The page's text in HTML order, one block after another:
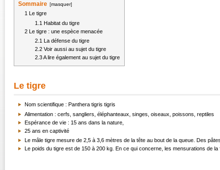
Sommaire [masquer]
1 Le tigre
1.1 Habitat du tigre
2 Le tigre : une espèce menacée
2.1 La défense du tigre
2.2 Voir aussi au sujet du tigre
2.3A lire également au sujet du tigre
Le tigre
Nom scientifique : Panthera tigris tigris
Alimentation : cerfs, sangliers, éléphanteaux, singes, oiseaux, poissons, reptiles
Espérance de vie : 15 ans dans la nature,
25 ans en captivité
Le mâle tigre mesure de 2,5 à 3,6 mètres de la tête au bout de la queue. Des
Le poids du tigre est de 150 à 200 kg. En ce qui concerne, les mensurations de